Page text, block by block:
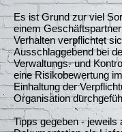
Es ist Grund zur viel
einem
Verhalten verpflichtet
Ausschlaggebend bei
Verwaltungs- und
eine Risikobewertung
Einhaltung der
Organisation
Tipps gegeben - jeweils